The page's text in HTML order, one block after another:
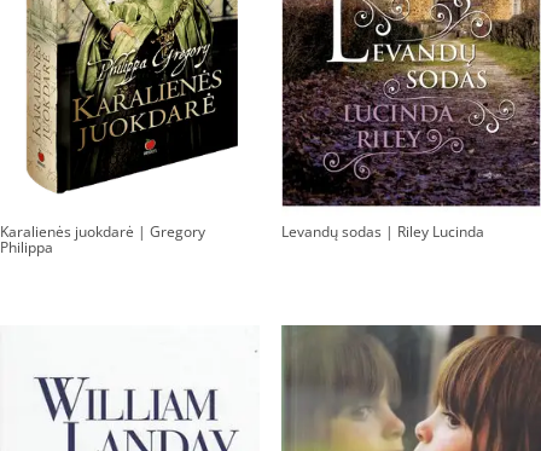
Karalienės juokdarė | Gregory
Philippa
Levandų sodas | Riley Lucinda